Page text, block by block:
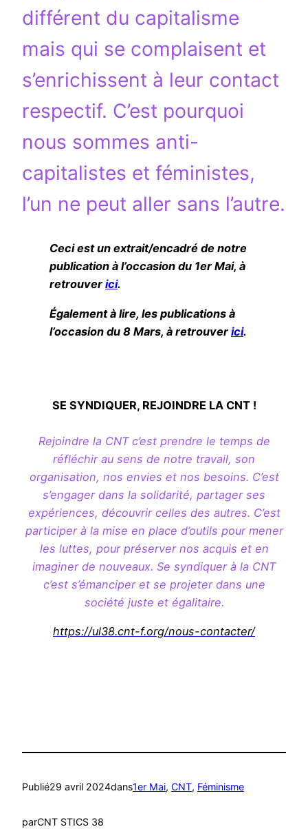
différent du capitalisme
mais qui se complaisent et
s’enrichissent à leur contact
respectif. C’est pourquoi
nous sommes anti-
capitalistes et féministes,
l’un ne peut aller sans l’autre.
Ceci est un extrait/encadré de notre
publication à l’occasion du 1er Mai, à
retrouver ici.
Également à lire, les publications à
l’occasion du 8 Mars, à retrouver ici.
SE SYNDIQUER, REJOINDRE LA CNT !
Rejoindre la CNT c’est prendre le temps de
réfléchir au sens de notre travail, son
organisation, nos envies et nos besoins. C’est
s’engager dans la solidarité, partager ses
expériences, découvrir celles des autres. C’est
participer à la mise en place d’outils pour mener
les luttes, pour préserver nos acquis et en
imaginer de nouveaux. Se syndiquer à la CNT
c’est s’émanciper et se projeter dans une
société juste et égalitaire.
https://ul38.cnt-f.org/nous-contacter/
Publié29 avril 2024dans1er Mai, CNT, Féminisme
parCNT STICS 38